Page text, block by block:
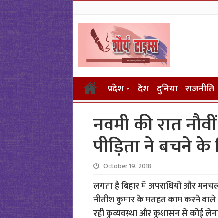
प्रदेश देश दुनिया राजनीति
नवमी की रात
पीड़िता ने बचने
October 19, 2018
लगता है बिहार में अपराधियों और
नीतीश कुमार के मतहत काम करने वाले
रही कुव्यवस्था और कुशासन से कोई लेना